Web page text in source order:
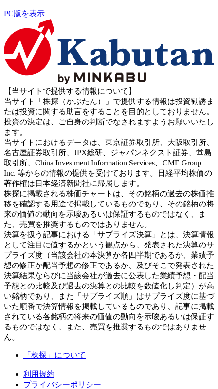
PC版を表示
【当サイトで提供する情報について】
当サイト「株探（かぶたん）」で提供する情報は投資勧誘ま
たは投資に関する助言をすることを目的としておりません。
投資の決定は、ご自身の判断でなされますようお願いいたし
ます。
当サイトにおけるデータは、東京証券取引所、大阪取引所、
名古屋証券取引所、JPX総研、ジャパンネクスト証券、堂島
取引所、China Investment Information Services、CME Group
Inc. 等からの情報の提供を受けております。日経平均株価の
著作権は日本経済新聞社に帰属します。
株探に掲載される株価チャートは、その銘柄の過去の株価推
移を確認する用途で掲載しているものであり、その銘柄の将
来の価値の動向を示唆あるいは保証するものではなく、ま
た、売買を推奨するものではありません。
決算を扱う記事における「サプライズ決算」とは、決算情報
として注目に値するかという観点から、発表された決算のサ
プライズ度（当該会社の本決算か各四半期であるか、業績予
想の修正か配当予想の修正であるか、及びそこで発表された
決算結果ならびに当該会社が過去に公表した業績予想・配当
予想との比較及び過去の決算との比較を数値化し判定）が高
い銘柄であり、また「サプライズ順」はサプライズ度に基づ
いた順番で決算情報を掲載しているものであり、記事に掲載
されている各銘柄の将来の価値の動向を示唆あるいは保証す
るものではなく、また、売買を推奨するものではありませ
ん。
「株探」について
|
利用規約
プライバシーポリシー